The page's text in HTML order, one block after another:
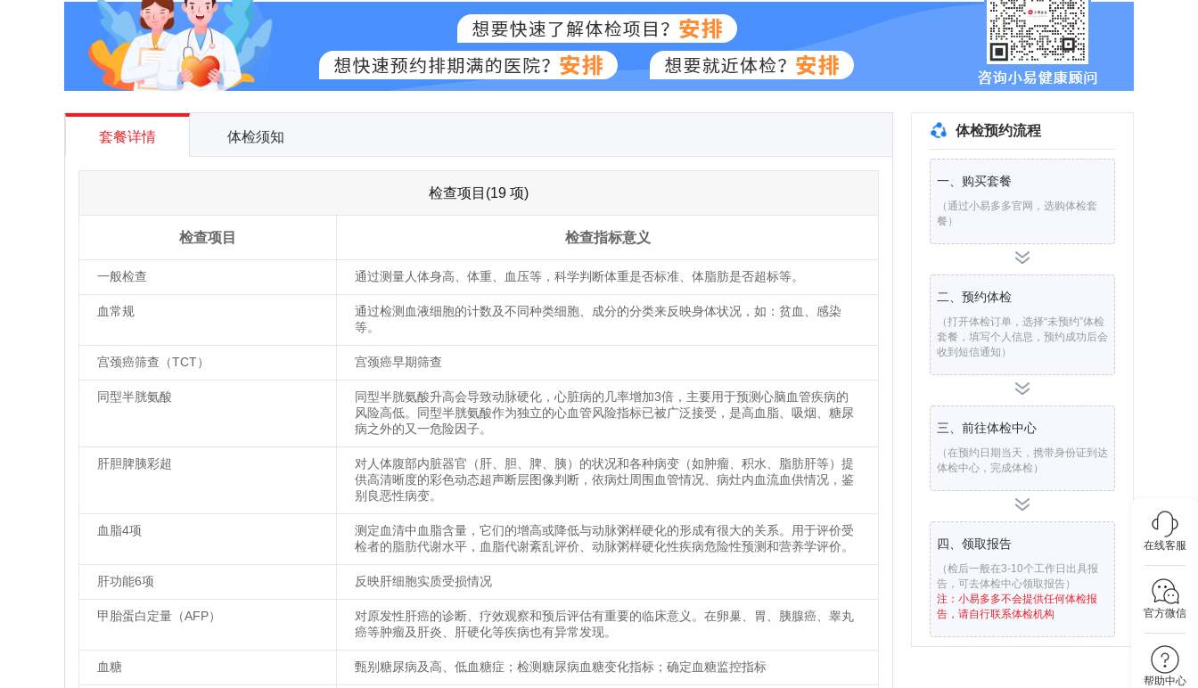
在线客服
官方微信
帮助中心
套餐详情 体检须知
检查项目(19 项)
检查项目 检查指标意义
一般检查 通过测量人体身高、体重、血压等，科学判断体重是否标准、体脂肪是否超标等。
血常规
通过检测血液细胞的计数及不同种类细胞、成分的分类来反映身体状况，如：贫血、感染
等。
宫颈癌筛查（TCT） 宫颈癌早期筛查
同型半胱氨酸
同型半胱氨酸升高会导致动脉硬化，心脏病的几率增加3倍，主要用于预测心脑血管疾病的
风险高低。同型半胱氨酸作为独立的心血管风险指标已被广泛接受，是高血脂、吸烟、糖尿
病之外的又一危险因子。
肝胆脾胰彩超
对人体腹部内脏器官（肝、胆、脾、胰）的状况和各种病变（如肿瘤、积水、脂肪肝等）提
供高清晰度的彩色动态超声断层图像判断，依病灶周围血管情况、病灶内血流血供情况，鉴
别良恶性病变。
血脂4项
测定血清中血脂含量，它们的增高或降低与动脉粥样硬化的形成有很大的关系。用于评价受
检者的脂肪代谢水平，血脂代谢紊乱评价、动脉粥样硬化性疾病危险性预测和营养学评价。
肝功能6项 反映肝细胞实质受损情况
甲胎蛋白定量（AFP）
对原发性肝癌的诊断、疗效观察和预后评估有重要的临床意义。在卵巢、胃、胰腺癌、睾丸
癌等肿瘤及肝炎、肝硬化等疾病也有异常发现。
血糖 甄别糖尿病及高、低血糖症；检测糖尿病血糖变化指标；确定血糖监控指标
体检预约流程
一、购买套餐
（通过小易多多官网，选购体检套
餐）
二、预约体检
（打开体检订单，选择“未预约”体检
套餐，填写个人信息，预约成功后会
收到短信通知）
三、前往体检中心
（在预约日期当天，携带身份证到达
体检中心，完成体检）
四、领取报告
（检后一般在3-10个工作日出具报
告，可去体检中心领取报告）
注：小易多多不会提供任何体检报
告，请自行联系体检机构